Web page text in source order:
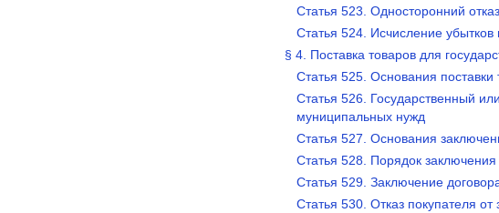
Статья 523. Односторонний
Статья 524. Исчисление
§ 4. Поставка товаров для
Статья 525. Основания
Статья 526. Государственный
муниципальных нужд
Статья 527. Основания
Статья 528. Порядок заключения
Статья 529. Заключение
Статья 530. Отказ покупателя